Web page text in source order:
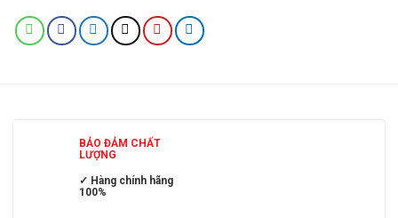
BẢO ĐẢM CHẤT
LƯỢNG
✓ Hàng chính hãng
100%